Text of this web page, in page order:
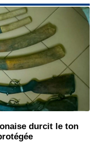
durcit le ton